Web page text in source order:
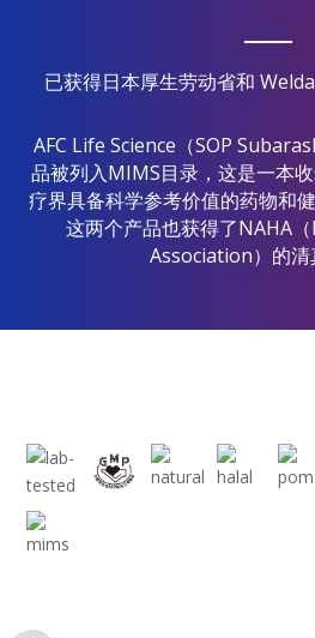
已获得日本厚生劳动省和
AFC Life Science（SOP
品被列入MIMS目录，这是一本
疗界具备科学参考价值的药物和
这两个产品也获得了NAHA
Association）的清